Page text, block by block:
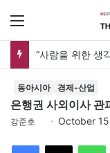
동아시아 경제-산업
은행권 사외이사 관
강준호 October